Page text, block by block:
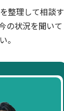
整理して相談す
の状況を聞いて
。